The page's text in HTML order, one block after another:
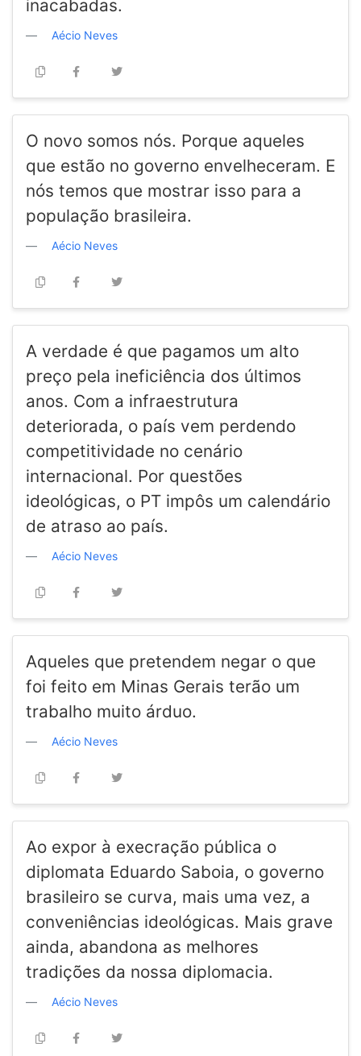
inacabadas.
Aécio Neves
O novo somos nós. Porque aqueles
que estão no governo envelheceram. E
nós temos que mostrar isso para a
população brasileira.
Aécio Neves
A verdade é que pagamos um alto
preço pela ineficiência dos últimos
anos. Com a infraestrutura
deteriorada, o país vem perdendo
competitividade no cenário
internacional. Por questões
ideológicas, o PT impôs um calendário
de atraso ao país.
Aécio Neves
Aqueles que pretendem negar o que
foi feito em Minas Gerais terão um
trabalho muito árduo.
Aécio Neves
Ao expor à execração pública o
diplomata Eduardo Saboia, o governo
brasileiro se curva, mais uma vez, a
conveniências ideológicas. Mais grave
ainda, abandona as melhores
tradições da nossa diplomacia.
Aécio Neves